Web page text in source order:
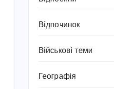
Відпочинок
Військові теми
Географія